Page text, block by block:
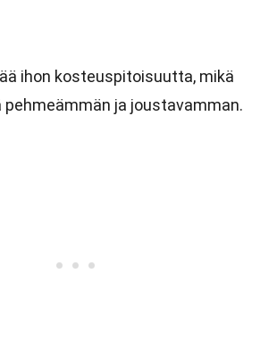
ihon kosteuspitoisuutta, mikä
pehmeämmän ja joustavamman.